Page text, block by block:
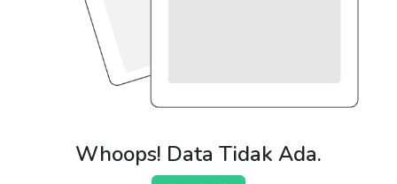
Whoops! Data Tidak Ada.